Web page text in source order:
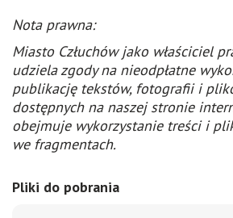
Nota prawna:
Miasto Człuchów jako właściciel
udziela zgody na nieodpłatne
publikację tekstów, fotografii i
dostępnych na naszej stronie
obejmuje wykorzystanie treści i
we fragmentach.
Pliki do pobrania